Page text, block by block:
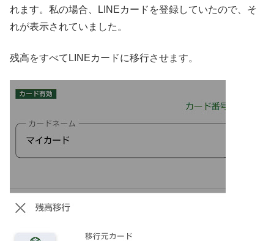
れます。私の場合、LINEカードを登録していたので、そ
れが表示されていました。
残高をすべてLINEカードに移行させます。